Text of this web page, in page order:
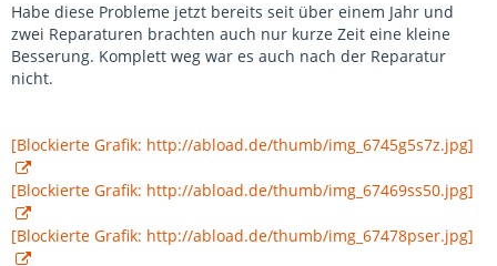
Habe diese Probleme jetzt bereits seit über einem Jahr und
zwei Reparaturen brachten auch nur kurze Zeit eine kleine
Besserung. Komplett weg war es auch nach der Reparatur
nicht.
[Blockierte Grafik: http://abload.de/thumb/img_6745g5s7z.jpg]
[Blockierte Grafik: http://abload.de/thumb/img_67469ss50.jpg]
[Blockierte Grafik: http://abload.de/thumb/img_67478pser.jpg]